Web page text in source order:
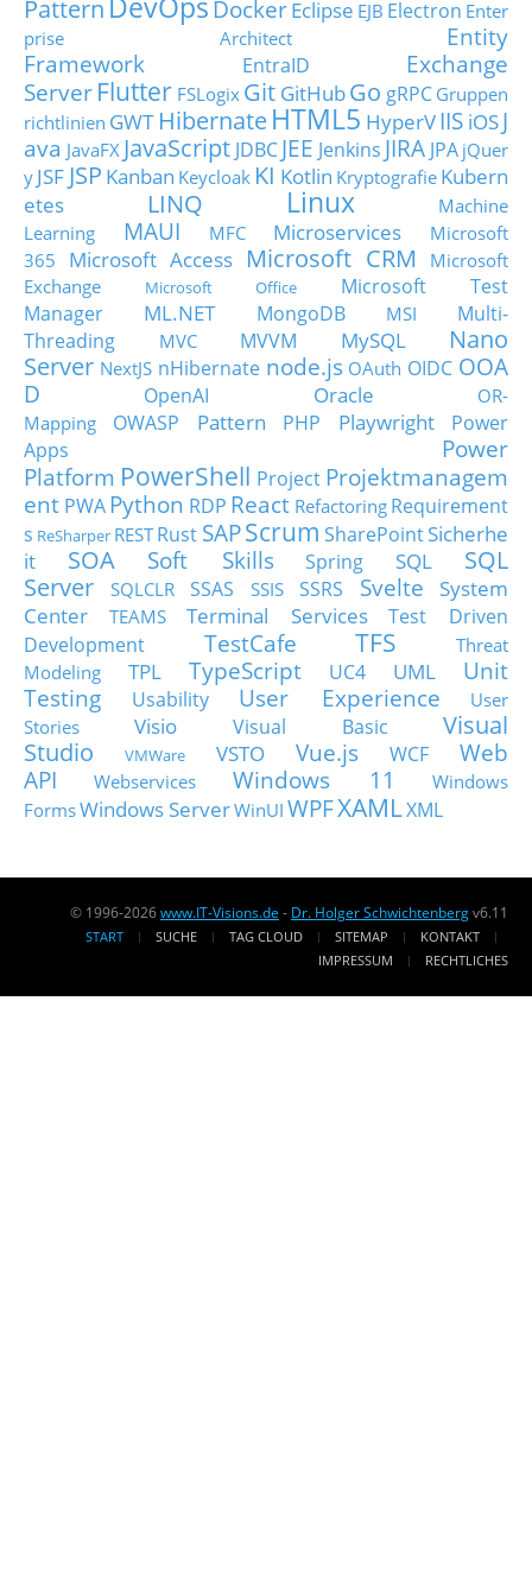
Pattern DevOps DockerEclipse EJB Electron Enter
prise Architect
Entity
Framework
EntraID
Exchange
Server Flutter FSLogix Git GitHubGo gRPC Gruppen
richtlinien GWT HibernateHTML5 HyperVIIS iOSJ
ava JavaFX JavaScript JDBC JEE Jenkins JIRA JPA jQuer
y JSF JSP Kanban Keycloak KI Kotlin Kryptografie Kubern
etes
LINQ Linux
Machine
Learning
MAUI MFC Microservices
Microsoft
365
Microsoft Access Microsoft CRM
Microsoft
Exchange
Microsoft Office
Microsoft Test
Manager
ML.NET MongoDB MSI
Multi-
Threading
MVC MVVM MySQL
Nano
Server NextJS nHibernate node.js OAuth OIDC OOA
D
OpenAI Oracle
OR-
Mapping
OWASP Pattern PHP Playwright
Power
Apps
Power
Platform PowerShell Project Projektmanagem
ent PWA Python RDP React Refactoring Requirement
s ReSharper RESTRust SAPScrum SharePointSicherhe
it
SOA Soft Skills Spring SQL
SQL
Server
SQLCLR SSAS SSIS SSRS Svelte
System
Center
TEAMS Terminal Services
Test Driven
Development
TestCafe TFS
Threat
Modeling
TPL TypeScript UC4 UML
Unit
Testing
Usability User Experience
User
Stories
Visio Visual Basic
Visual
Studio
VMWare VSTO Vue.js WCF
Web
API
Webservices Windows 11
Windows
FormsWindows ServerWinUI WPFXAMLXML
© 1996-2026www.IT-Visions.de - Dr. Holger Schwichtenbergv6.11
START SUCHE TAG CLOUD SITEMAP
KONTAKT
IMPRESSUM
RECHTLICHES